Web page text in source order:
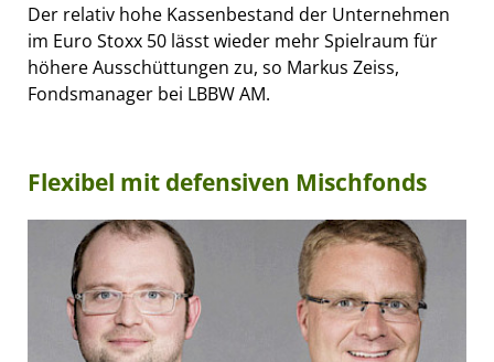
Der relativ hohe Kassenbestand der Unternehmen
im Euro Stoxx 50 lässt wieder mehr Spielraum für
höhere Ausschüttungen zu, so Markus Zeiss,
Fondsmanager bei LBBW AM.
Flexibel mit defensiven Mischfonds